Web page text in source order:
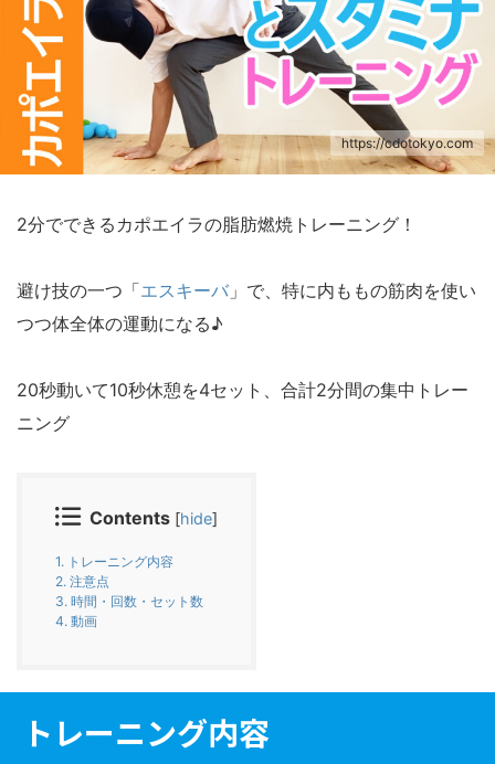
https://cdotokyo.com
2分でできるカポエイラの脂肪燃焼トレーニング！
避け技の一つ「エスキーバ 」で、特に内ももの筋肉を使い
つつ体全体の運動になる♪
20秒動いて10秒休憩を4セット、合計2分間の集中トレー
ニング
Contents [hide]
1. トレーニング内容
2. 注意点
3. 時間・回数・セット数
4. 動画
トレーニング内容